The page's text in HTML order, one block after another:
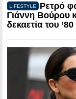
LIFESTYLE
Ρετρό
Γιάννη Βούρου
δεκαετία του ’80